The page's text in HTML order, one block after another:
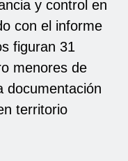
y control en
con el informe
figuran 31
menores de
documentación
territorio